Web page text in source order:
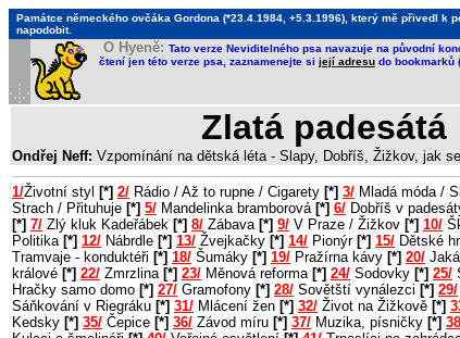
Památce německého ovčáka Gordona (*23.4.1984, +5.3.1996), který mě přivedl
napodobit.
O Hyeně: Tato verze Neviditelného psa navazuje na původní
čtení jen této verze psa, zaznamenejte si její adresu do bookmarků
Zlatá padesátá
Ondřej Neff: Vzpomínání na dětská léta - Slapy, Dobříš, Žižkov, jak
1/Životní styl [*] 2/ Rádio / Až to rupne / Cigarety [*] 3/ Mladá móda /
Strach / Přituhuje [*] 5/ Mandelinka bramborová [*] 6/ Dobříš v
[*] 7/ Zlý kluk Kadeřábek [*] 8/ Zábava [*] 9/ V Praze / Žižkov [*] 10/
Politika [*] 12/ Nábrdle [*] 13/ Žvejkačky [*] 14/ Pionýr [*] 15/ Dětské
Tramvaje - konduktéři [*] 18/ Šumáky [*] 19/ Pražírna kávy [*] 20/
králové [*] 22/ Zmrzlina [*] 23/ Měnová reforma [*] 24/ Sodovky [*] 25/
Hračky samo domo [*] 27/ Gramofony [*] 28/ Sovětští vynálezci [*] 29/
Sáňkování v Riegráku [*] 31/ Mlácení žen [*] 32/ Život na Žižkově [*]
Kedsky [*] 35/ Čepice [*] 36/ Závod míru [*] 37/ Muzika, písničky [*]